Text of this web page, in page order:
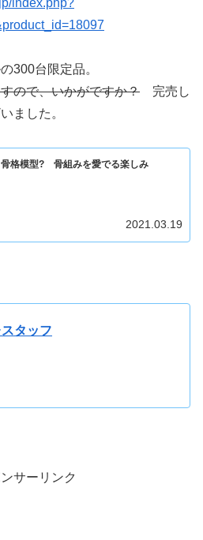
300台限定品。
ので、いかがですか？ 完売し
ました。
骨格模型? 骨組みを愛でる楽しみ
2021.03.19
タッフ
サーリンク